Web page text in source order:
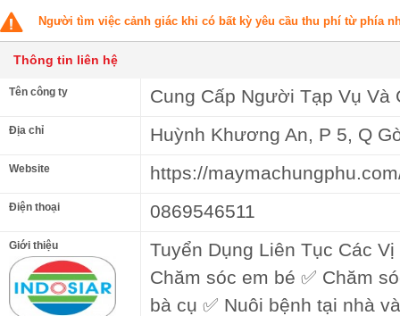
Người tìm việc cảnh giác khi có bất kỳ yêu cầu thu phí từ phía
Thông tin liên hệ
Tên công ty Cung Cấp Người Tạp Vụ Và
Địa chỉ Huỳnh Khương An, P 5, Q
Website https://
Điện thoại 0869546511
Giới thiệu
Tuyển Dụng Liên Tục Các
Chăm sóc em bé ✅ Chăm
bà cụ ✅ Nuôi bệnh tại nhà